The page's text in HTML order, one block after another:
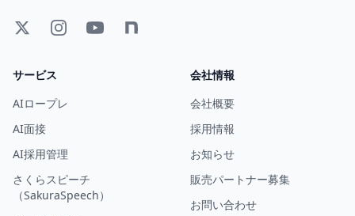
サービス
AIロープレ
AI面接
AI採用管理
さくらスピーチ
（SakuraSpeech）
会社情報
会社概要
採用情報
お知らせ
販売パートナー募集
お問い合わせ